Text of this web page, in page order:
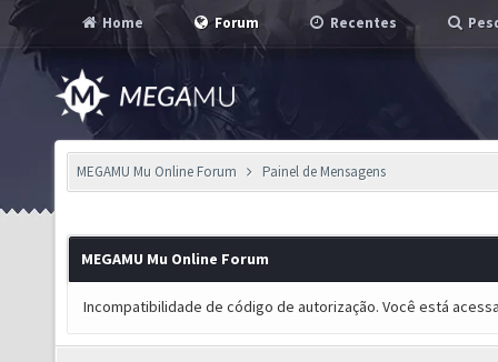
Home Forum Recentes
MEGAMU Mu Online Forum Painel de Mensagens
MEGAMU Mu Online Forum
Incompatibilidade de código de autorização. Você está